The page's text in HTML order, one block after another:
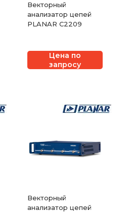
Векторный
анализатор цепей
PLANAR C2209
Цена по
запросу
Векторный
анализатор цепей